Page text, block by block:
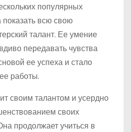
популярных
показать всю свою
талант. Ее умение
передавать чувства
ее успеха и стало
работы.
своим талантом и усердно
своих
продолжает учиться в